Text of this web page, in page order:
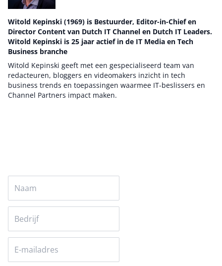
Witold Kepinski (1969) is Bestuurder, Editor-in-Chief en
Director Content van Dutch IT Channel en Dutch IT Leaders.
Witold Kepinski is 25 jaar actief in de IT Media en Tech
Business branche
Witold Kepinski geeft met een gespecialiseerd team van
redacteuren, bloggers en videomakers inzicht in tech
business trends en toepassingen waarmee IT-beslissers en
Channel Partners impact maken.